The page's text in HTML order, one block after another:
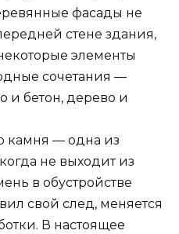
фасады не
стене здания,
элементы
сочетания —
и бетон, дерево и
камня — одна из
не выходит из
в обустройстве
свой след, меняется
В настоящее